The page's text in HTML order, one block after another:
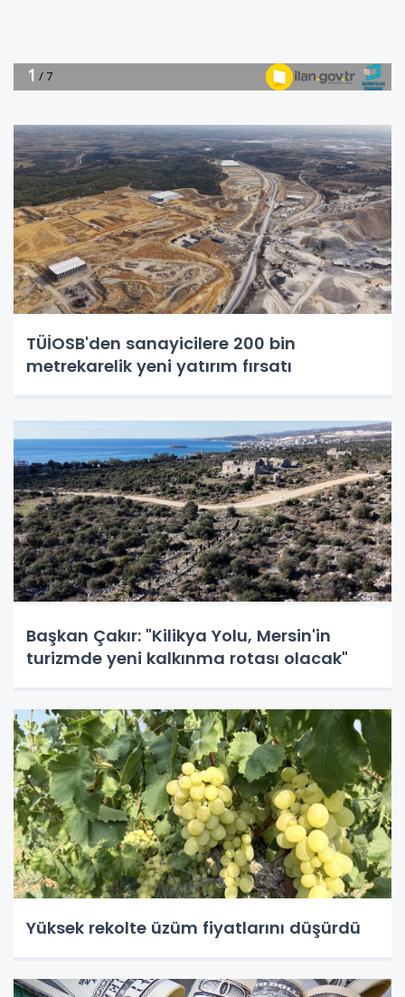
TÜİOSB'den sanayicilere 200 bin
metrekarelik yeni yatırım fırsatı
Başkan Çakır: "Kilikya Yolu, Mersin'in
turizmde yeni kalkınma rotası olacak"
Yüksek rekolte üzüm fiyatlarını düşürdü